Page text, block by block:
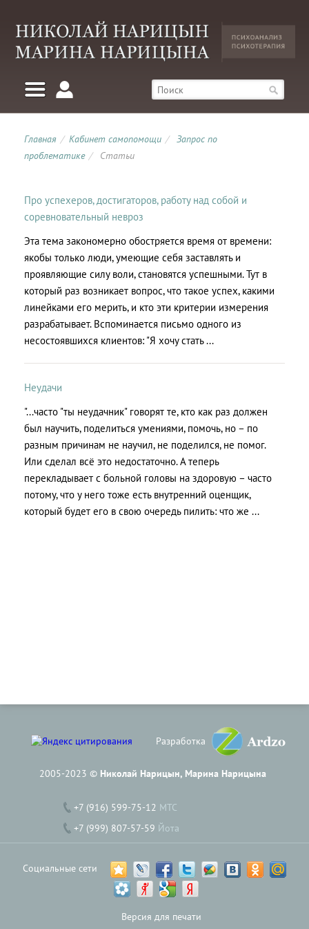
Главная / Кабинет самопомощи /
Запрос по
проблематике / Статьи
Про успехеров, достигаторов, работу над собой и
соревновательный невроз
Эта тема закономерно обостряется время от времени:
якобы только люди, умеющие себя заставлять и
проявляющие силу воли, становятся успешными. Тут в
который раз возникает вопрос, что такое успех, какими
линейками его мерить, и кто эти критерии измерения
разрабатывает. Вспоминается письмо одного из
несостоявшихся клиентов: "Я хочу стать ...
Неудачи
"...часто "ты неудачник" говорят те, кто как раз должен
был научить, поделиться умениями, помочь, но – по
разным причинам не научил, не поделился, не помог.
Или сделал всё это недостаточно. А теперь
перекладывает с больной головы на здоровую – часто
потому, что у него тоже есть внутренний оценщик,
который будет его в свою очередь пилить: что же ...
Разработка
2005-2023 © Николай Нарицын, Марина Нарицына
+7 (916) 599-75-12 МТС
+7 (999) 807-57-59 Йота
Социальные сети
Версия для печати